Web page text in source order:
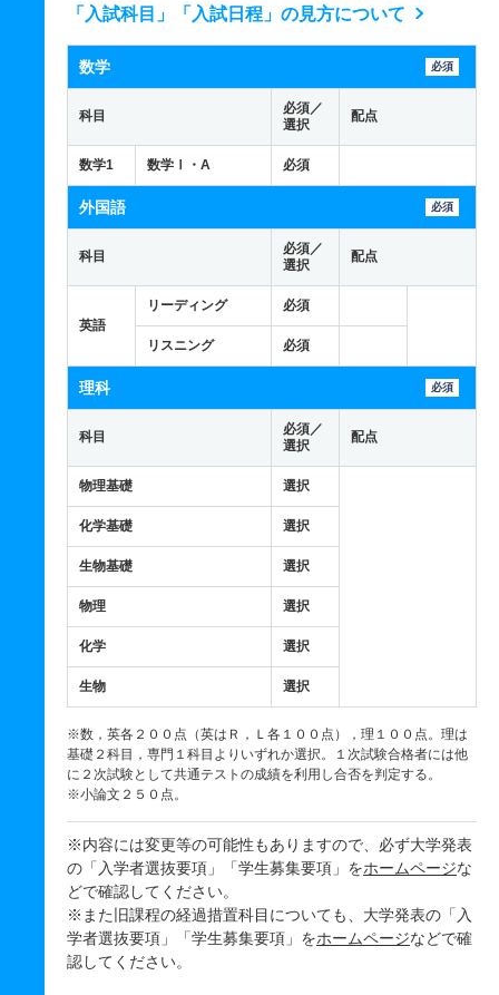
「入試科目」「入試日程」の見方について
数学 必須
科目
必須／
選択
配点
数学1 数学Ⅰ・A 必須
外国語 必須
科目
必須／
選択
配点
英語
リーディング 必須
リスニング 必須
理科 必須
科目
必須／
選択
配点
物理基礎 選択
化学基礎 選択
生物基礎 選択
物理 選択
化学 選択
生物 選択
※数，英各２００点（英はＲ，Ｌ各１００点），理１００点。理は
基礎２科目，専門１科目よりいずれか選択。１次試験合格者には他
に２次試験として共通テストの成績を利用し合否を判定する。
※小論文２５０点。
※内容には変更等の可能性もありますので、必ず大学発表
の「入学者選抜要項」「学生募集要項」をホームページな
どで確認してください。
※また旧課程の経過措置科目についても、大学発表の「入
学者選抜要項」「学生募集要項」をホームページなどで確
認してください。